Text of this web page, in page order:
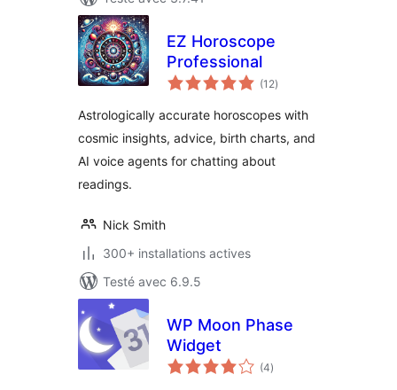
EZ Horoscope
Professional
(12notes
en
)
Astrologically accurate horoscopes with
cosmic insights, advice, birth charts, and
AI voice agents for chatting about
readings.
Nick Smith
300+ installations actives
Testé avec 6.9.5
WP Moon Phase
Widget
(4notes
en
)